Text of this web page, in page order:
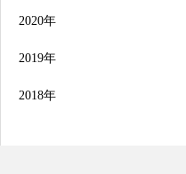
2020年
2019年
2018年